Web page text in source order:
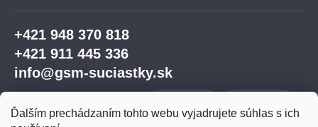
Ďalším prechádzaním tohto webu vyjadrujete súhlas s ich
+421 948 370 818
+421 911 445 336
info@gsm-suciastky.sk